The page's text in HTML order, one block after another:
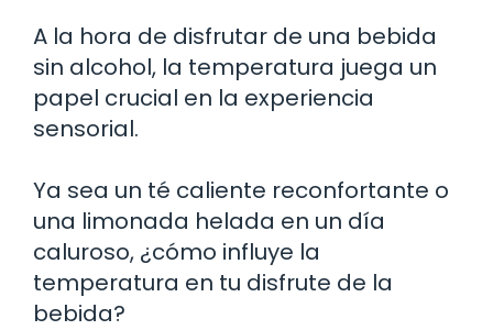
A la hora de disfrutar de una bebida
sin alcohol, la temperatura juega un
papel crucial en la experiencia
sensorial.
Ya sea un té caliente reconfortante o
una limonada helada en un día
caluroso, ¿cómo influye la
temperatura en tu disfrute de la
bebida?